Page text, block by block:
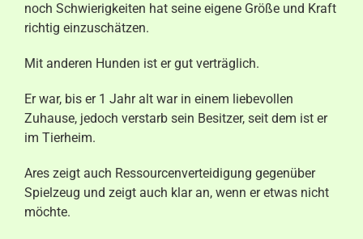
noch Schwierigkeiten hat seine eigene Größe und Kraft
richtig einzuschätzen.
Mit anderen Hunden ist er gut verträglich.
Er war, bis er 1 Jahr alt war in einem liebevollen
Zuhause, jedoch verstarb sein Besitzer, seit dem ist er
im Tierheim.
Ares zeigt auch Ressourcenverteidigung gegenüber
Spielzeug und zeigt auch klar an, wenn er etwas nicht
möchte.